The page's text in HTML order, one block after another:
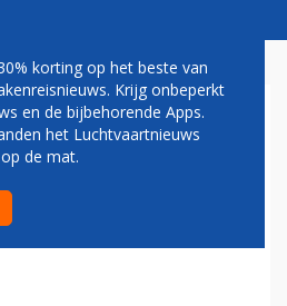
ELBERS ALS
VERDERE
EN AIR
korting op het beste van
Krijg onbeperkt
en de bijbehorende Apps.
het Luchtvaartnieuws
de mat.